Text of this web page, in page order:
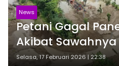
News
Petani Gagal
Akibat
Banjir, Pemprov
Selasa, 17 Februari 2026 | 22:38